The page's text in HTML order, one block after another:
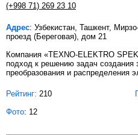
(+998 71) 269 23 10
Адрес: Узбекистан, Ташкент,
проезд (Береговая), дом 21
Компания «TEXNO-ELEKTRO
подход к решению задач создания
преобразования и распределения
Рейтинг: 210
Фото: 12